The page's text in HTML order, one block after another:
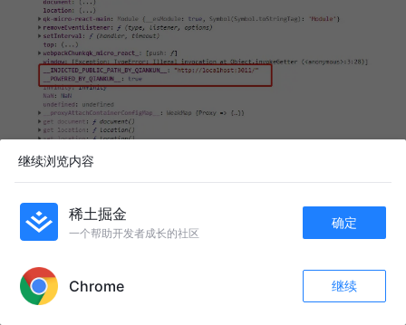
应用通过判断 window.__POWERED_BY_QIANKUN
的布尔值
来确定运行的环境
这篇文章主要是给对
阅读不明白的jym出
44
继续浏览内容
稀土掘金
一个帮助开发者成长的社区
确定
Chrome 继续